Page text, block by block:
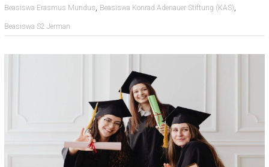
Beasiswa Erasmus Mundus, Beasiswa Konrad Adenauer Stiftung (KAS),
Beasiswa S2 Jerman